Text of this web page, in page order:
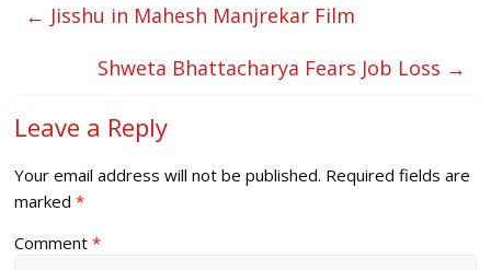
← Jisshu in Mahesh Manjrekar Film
Shweta Bhattacharya Fears Job Loss →
Leave a Reply
Your email address will not be published. Required fields are
marked*
Comment*